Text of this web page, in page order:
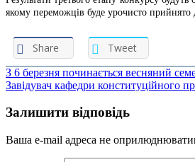
якому переможців буде урочисто прийнято
Share Tweet
Навігація
записів
З 6 березня починається весняний
Завідувач кафедри конституційного
Залишити відповідь
Ваша e-mail адреса не